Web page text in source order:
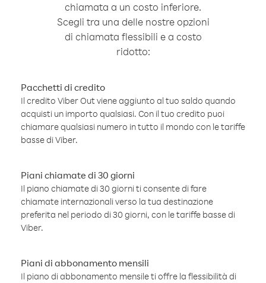
chiamata a un costo inferiore.
Scegli tra una delle nostre opzioni
di chiamata flessibili e a costo
ridotto:
Pacchetti di credito
Il credito Viber Out viene aggiunto al tuo saldo quando
acquisti un importo qualsiasi. Con il tuo credito puoi
chiamare qualsiasi numero in tutto il mondo con le tariffe
basse di Viber.
Piani chiamate di 30 giorni
Il piano chiamate di 30 giorni ti consente di fare
chiamate internazionali verso la tua destinazione
preferita nel periodo di 30 giorni, con le tariffe basse di
Viber.
Piani di abbonamento mensili
Il piano di abbonamento mensile ti offre la flessibilità di